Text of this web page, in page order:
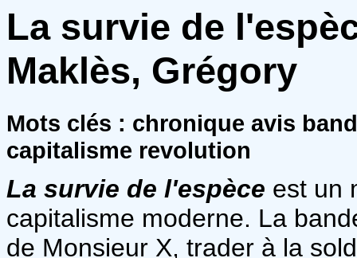
La survie de
Maklès, Grégory
Mots clés : chronique avis
capitalisme revolution
La survie de l'espèce est un
capitalisme moderne. La
de Monsieur X, trader à la